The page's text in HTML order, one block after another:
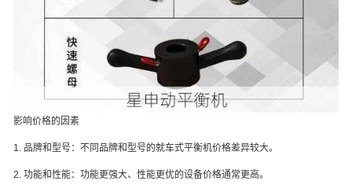
影响价格的因素
1. 品牌和型号：不同品牌和型号的就车式平衡机价格差异较大。
2. 功能和性能：功能更强大、性能更优的设备价格通常更高。